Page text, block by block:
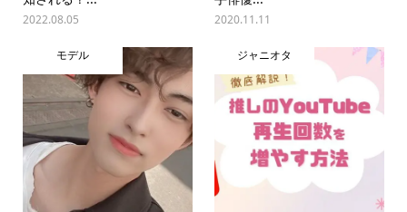
2022.08.05 2020.11.11
モデル ジャニオタ